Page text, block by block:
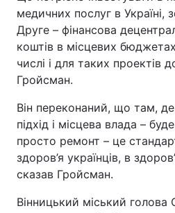
Тема оформлення
медичних послуг в Україні,
Друге – фінансова
коштів в місцевих
числі і для таких проектів
Гройсман.
Він переконаний, що там,
підхід і місцева влада –
просто ремонт – це
здоров’я українців, в
сказав Гройсман.
Вінницький міський голова